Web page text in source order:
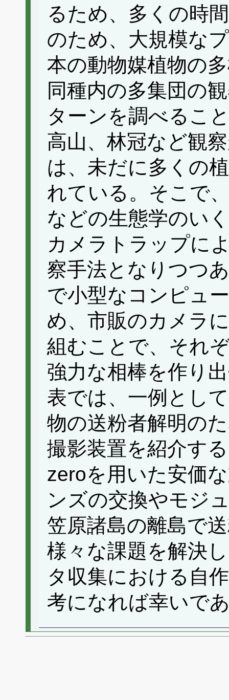
るため、多くの時
のため、大規模な
本の動物媒植物の
同種内の多集団の
ターンを調べるこ
高山、林冠など観
は、未だに多くの
れている。そこで
などの生態学のい
カメラトラップに
察手法となりつつ
で小型なコンピュ
め、市販のカメラ
組むことで、それ
強力な相棒を作り
表では、一例とし
物の送粉者解明の
撮影装置を紹介す
zeroを用いた安価
ンズの交換やモジ
笠原諸島の離島で
様々な課題を解決
タ収集における自
考になれば幸いで